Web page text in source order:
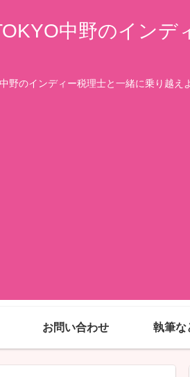
中野のインデ
のインディー税理士と一緒に乗り越え
お問い合わせ 執筆な